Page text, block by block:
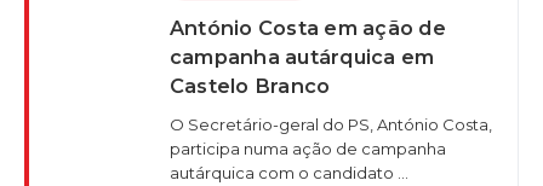
António Costa em ação de
campanha autárquica em
Castelo Branco
O Secretário-geral do PS, António Costa,
participa numa ação de campanha
autárquica com o candidato ...